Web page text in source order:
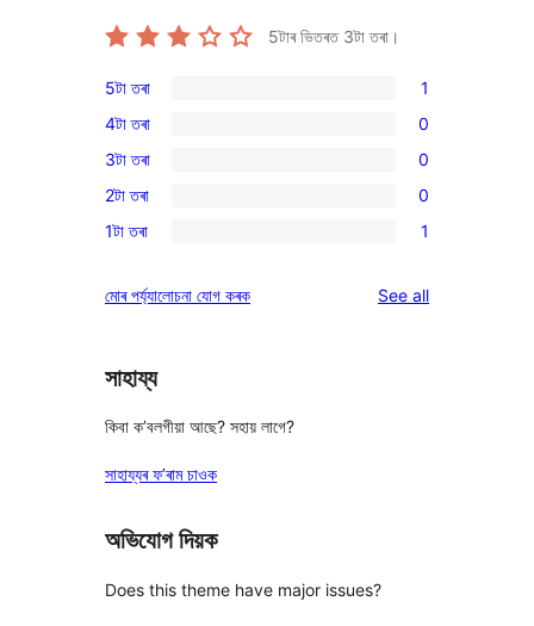
5টাৰ ভিতৰত 3টা তৰা।
1
5-
star
review
5টা তৰা 1
0
4-
star
reviews
4টা তৰা 0
0
3-
star
3টা তৰা 0
0
2-
reviews
2টা তৰা 0
1
star
1টা তৰা 1
মোৰ পৰ্য্যালোচনা যোগ কৰক See allreviews
সাহায্য
কিবা ক’বলগীয়া আছে? সহায় লাগে?
সাহায্যৰ ফ’ৰাম চাওক
অভিযোগ দিয়ক
Does this theme have major issues?